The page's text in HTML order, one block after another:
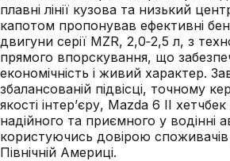
плавні лінії кузова та низький
капотом пропонував ефективні
двигуни серії MZR, 2,0‑2,5 л, з
прямого впорскування, що
економічність і живий характер.
збалансованій підвісці, точному
якості інтер’єру, Mazda 6 II
надійного та приємного у водінні
користуючись довірою споживачів
Північній Америці.